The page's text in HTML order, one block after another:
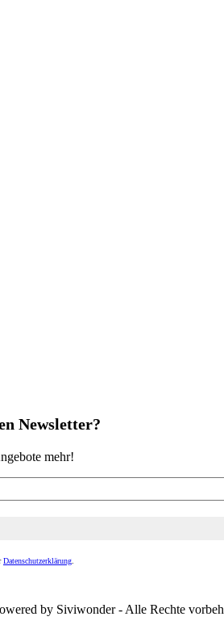
Newsletter?
mehr!
Datenschutzerklärung
by Siviwonder - Alle Rechte